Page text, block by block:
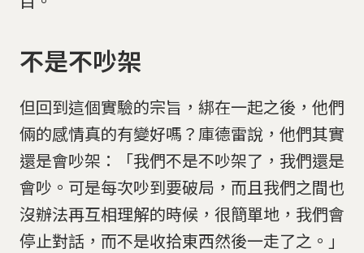
不是不吵架
但回到這個實驗的宗旨，綁在一起之後，他們
倆的感情真的有變好嗎？庫德雷說，他們其實
還是會吵架：「我們不是不吵架了，我們還是
會吵。可是每次吵到要破局，而且我們之間也
沒辦法再互相理解的時候，很簡單地，我們會
停止對話，而不是收拾東西然後一走了之。」